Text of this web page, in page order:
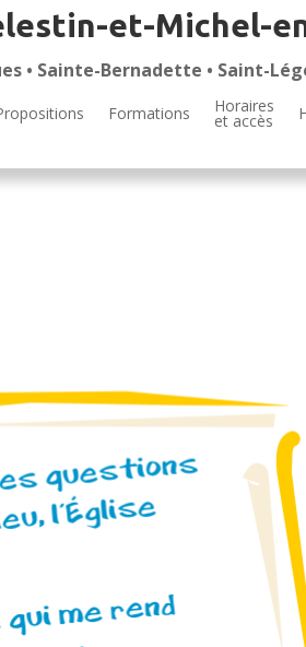
et-Michel-
• Sainte-Bernadette • Saint-
Formations Horaires
et accès